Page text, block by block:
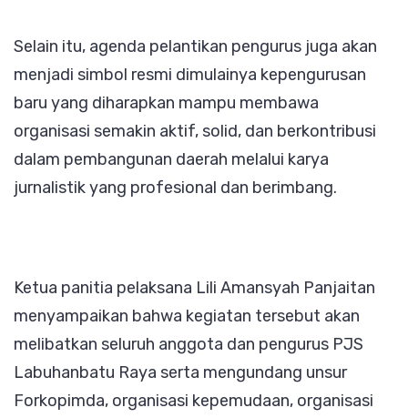
Selain itu, agenda pelantikan pengurus juga akan
menjadi simbol resmi dimulainya kepengurusan
baru yang diharapkan mampu membawa
organisasi semakin aktif, solid, dan berkontribusi
dalam pembangunan daerah melalui karya
jurnalistik yang profesional dan berimbang.
Ketua panitia pelaksana Lili Amansyah Panjaitan
menyampaikan bahwa kegiatan tersebut akan
melibatkan seluruh anggota dan pengurus PJS
Labuhanbatu Raya serta mengundang unsur
Forkopimda, organisasi kepemudaan, organisasi